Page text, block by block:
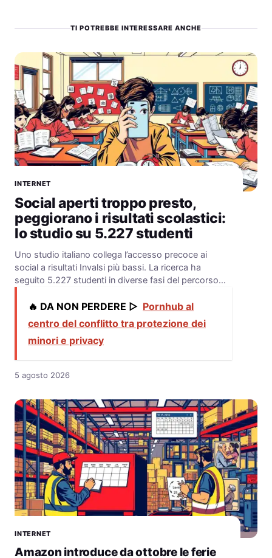
TI POTREBBE INTERESSARE ANCHE
INTERNET
Social aperti troppo presto,
peggiorano i risultati scolastici:
lo studio su 5.227 studenti
Uno studio italiano collega l’accesso precoce ai
social a risultati Invalsi più bassi. La ricerca ha
seguito 5.227 studenti in diverse fasi del percorso…
🔥 DA NON PERDERE ▷ Pornhub al
centro del conflitto tra protezione dei
minori e privacy
5 agosto 2026
INTERNET
Amazon introduce da ottobre le ferie